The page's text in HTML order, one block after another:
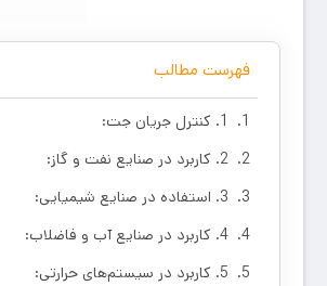
فهرست مطالب
1. کنترل جریان جت:
2. کاربرد در صنایع نفت و گاز:
3. استفاده در صنایع شیمیایی:
4. کاربرد در صنایع آب و فاضلاب:
5. کاربرد در سیستم‌های حرارتی: